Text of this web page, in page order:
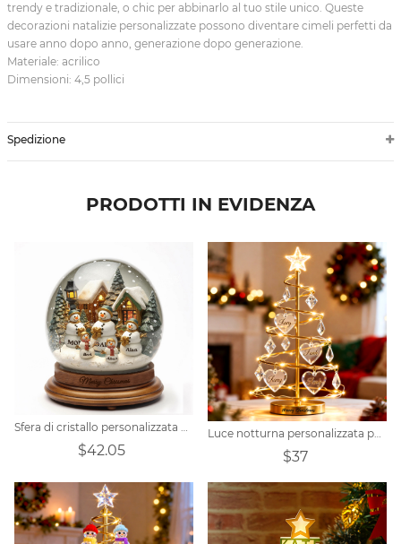
trendy e tradizionale, o chic per abbinarlo al tuo stile unico. Queste
decorazioni natalizie personalizzate possono diventare cimeli perfetti da
usare anno dopo anno, generazione dopo generazione.
Materiale: acrilico
Dimensioni: 4,5 pollici
Spedizione
PRODOTTI IN EVIDENZA
Sfera di cristallo personalizzata con pupazzo di neve per la famiglia
$42.05
Luce notturna personalizzata per albero di Natale con nome della famiglia
$37